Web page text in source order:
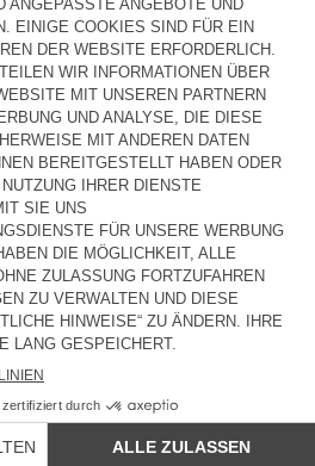
KINDERSWEATSHIRT IZUBIRD
65 €
45,50 €
KINDER-KURZE HOSE IZUBIRD
55 €
DAMENTOP BOVALOW
75 €
HERRENHOSE LYCAZ
130 €
DAMENBLUSE BOVALOW
HERRENJOGGINGHOSE
80,50 €